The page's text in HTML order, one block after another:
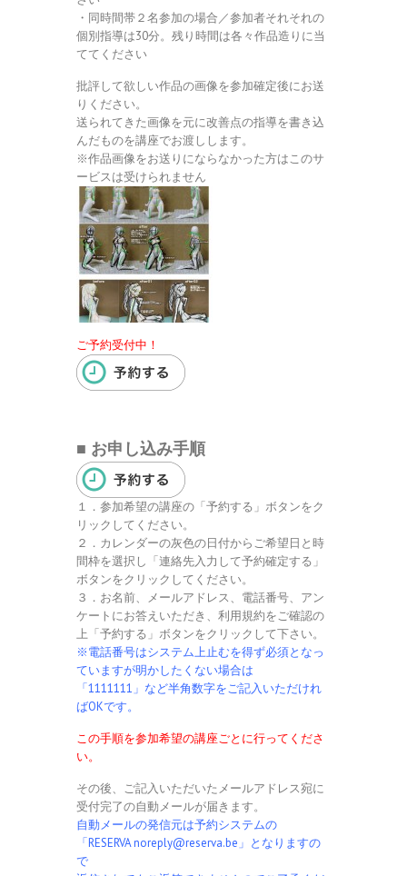
・同時間帯２名参加の場合／参加者それそれの
個別指導は30分。残り時間は各々作品造りに当
ててください
批評して欲しい作品の画像を参加確定後にお送
りください。
送られてきた画像を元に改善点の指導を書き込
んだものを講座でお渡しします。
※作品画像をお送りにならなかった方はこのサ
ービスは受けられません
ご予約受付中！
■ お申し込み手順
１．参加希望の講座の「予約する」ボタンをク
リックしてください。
２．カレンダーの灰色の日付からご希望日と時
間枠を選択し「連絡先入力して予約確定する」
ボタンをクリックしてください。
３．お名前、メールアドレス、電話番号、アン
ケートにお答えいただき、利用規約をご確認の
上「予約する」ボタンをクリックして下さい。
※電話番号はシステム上止むを得ず必須となっ
ていますが明かしたくない場合は
「1111111」など半角数字をご記入いただけれ
ばOKです。
この手順を参加希望の講座ごとに行ってくださ
い。
その後、ご記入いただいたメールアドレス宛に
受付完了の自動メールが届きます。
自動メールの発信元は予約システムの
「RESERVA noreply@reserva.be」となりますの
で